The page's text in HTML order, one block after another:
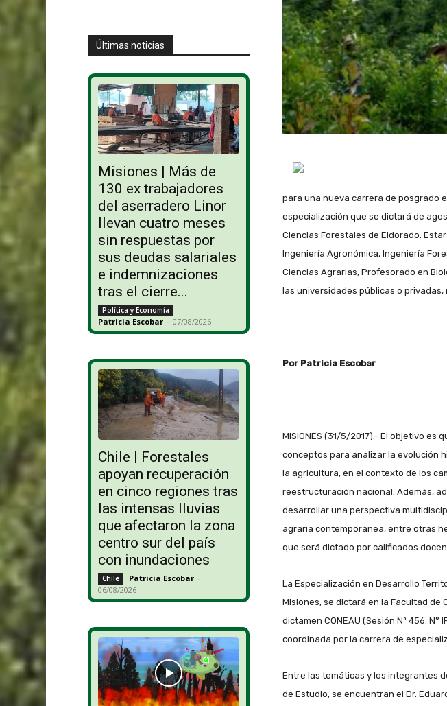
Últimas noticias
Misiones | Más de
130 ex trabajadores
del aserradero Linor
llevan cuatro meses
sin respuestas por
sus deudas salariales
e indemnizaciones
tras el cierre...
Política y Economía
Patricia Escobar - 07/08/2026
Chile | Forestales
apoyan recuperación
en cinco regiones tras
las intensas lluvias
que afectaron la zona
centro sur del país
con inundaciones
Chile Patricia Escobar -
06/08/2026
para una nueva carrera de posgrado
especialización que se dictará de
Ciencias Forestales de Eldorado.
Ingeniería Agronómica, Ingeniería
Ciencias Agrarias, Profesorado en
las universidades públicas o privadas,
Por Patricia Escobar
MISIONES (31/5/2017).- El objetivo
conceptos para analizar la evolución
la agricultura, en el contexto de los
reestructuración nacional. Además,
desarrollar una perspectiva
agraria contemporánea, entre otras
que será dictado por calificados
La Especialización en Desarrollo
Misiones, se dictará en la Facultad de
dictamen CONEAU (Sesión Nº 456. N°
coordinada por la carrera de
Entre las temáticas y los integrantes
de Estudio, se encuentran el Dr.